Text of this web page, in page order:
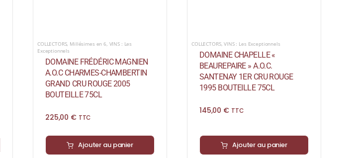
COLLECTORS, Millésimes en 6, VINS : Les
Exceptionnels
DOMAINE FRÉDÉRIC MAGNIEN
A.O.C CHARMES-CHAMBERTIN
GRAND CRU ROUGE 2005
BOUTEILLE 75CL
225,00 € TTC
Ajouter au panier
COLLECTORS,VINS : Les Exceptionnels
DOMAINE CHAPELLE «
BEAUREPAIRE » A.O.C.
SANTENAY 1ER CRU ROUGE
1995 BOUTEILLE 75CL
145,00 € TTC
Ajouter au panier